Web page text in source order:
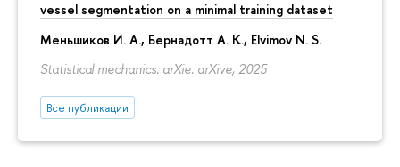
vessel segmentation on a minimal training dataset
Меньшиков И. А., Бернадотт А. К., Elvimov N. S.
Statistical mechanics. arXie. arXive, 2025
Все публикации